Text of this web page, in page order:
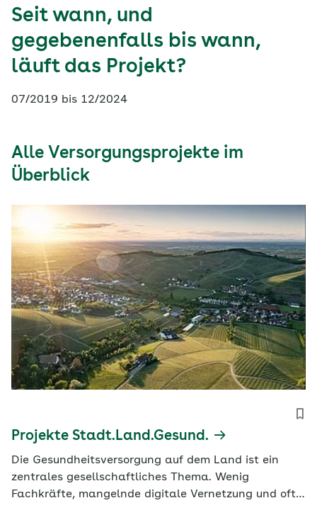
Seit wann, und
gegebenenfalls bis wann,
läuft das Projekt?
07/2019 bis 12/2024
Alle Versorgungsprojekte im
Überblick
Projekte Stadt.Land.Gesund.
Die Gesundheitsversorgung auf dem Land ist ein
zentrales gesellschaftliches Thema. Wenig
Fachkräfte, mangelnde digitale Vernetzung und oft